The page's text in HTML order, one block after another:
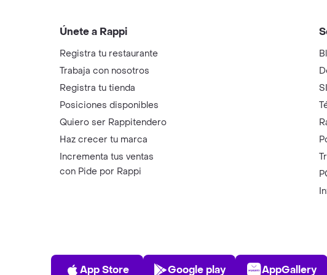
Únete a Rappi
Registra tu restaurante
Trabaja con nosotros
Registra tu tienda
Posiciones disponibles
Quiero ser Rappitendero
Haz crecer tu marca
Incrementa tus ventas
con Pide por Rappi
App Store
App Store
Play Store
Google play AppGallery